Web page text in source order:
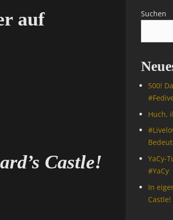
auf
Castle!
Suchen
500!
Huch,
YaCy-
#YaCy
In
Castle!